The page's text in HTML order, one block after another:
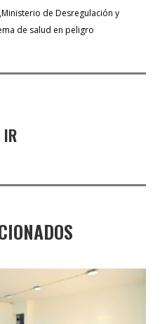
Ministerio de Desregulación y
de salud en peligro
IR